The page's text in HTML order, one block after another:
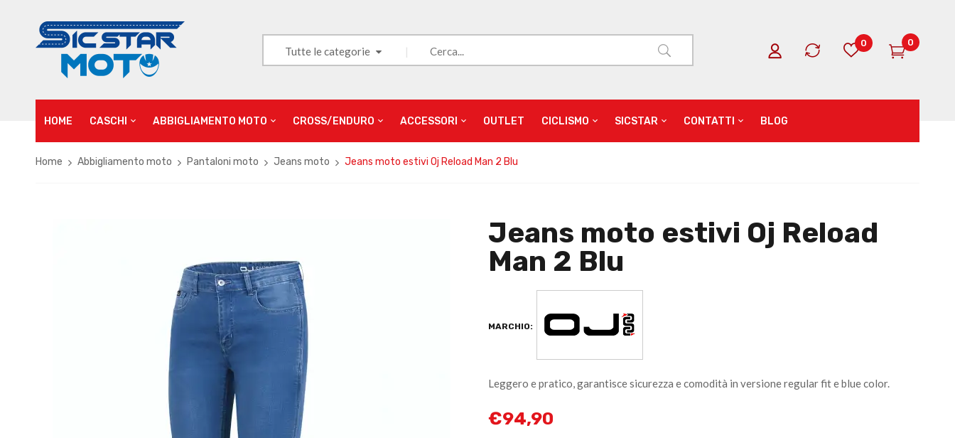
Tutte le categorie
0 0
HOME CASCHI ABBIGLIAMENTO MOTO CROSS/ENDURO ACCESSORI OUTLET CICLISMO SICSTAR CONTATTI BLOG
Home Abbigliamento moto Pantaloni moto Jeans moto Jeans moto estivi Oj Reload Man 2 Blu
Jeans moto estivi Oj Reload
Man 2 Blu
MARCHIO:
Leggero e pratico, garantisce sicurezza e comodità in versione regular fit e blue color.
€94,90